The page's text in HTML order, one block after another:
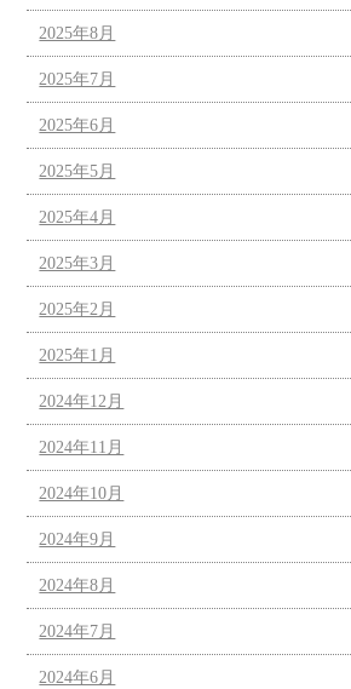
2025年8月
2025年7月
2025年6月
2025年5月
2025年4月
2025年3月
2025年2月
2025年1月
2024年12月
2024年11月
2024年10月
2024年9月
2024年8月
2024年7月
2024年6月